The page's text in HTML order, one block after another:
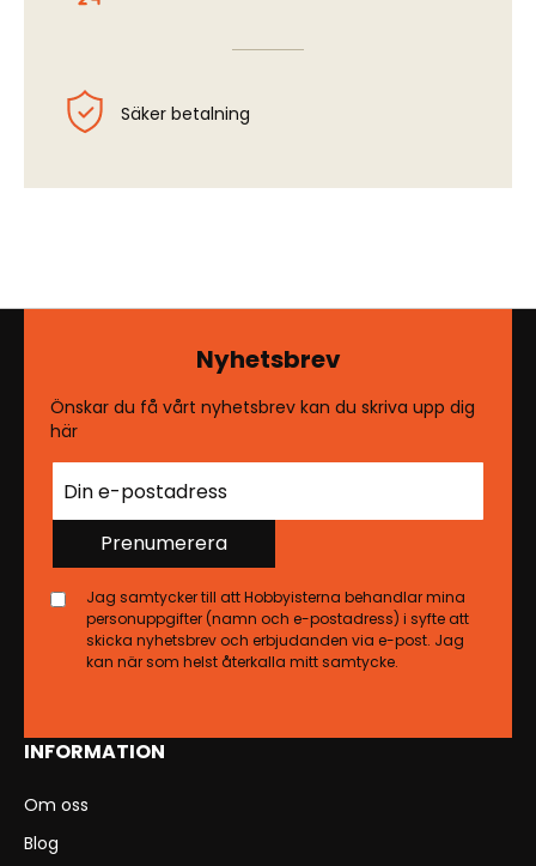
Säker betalning
INFORMATION
Om oss
Blog
Nyhetsbrev
Önskar du få vårt nyhetsbrev kan du skriva upp dig
här
Prenumerera
Jag samtycker till att Hobbyisterna behandlar mina
personuppgifter (namn och e-postadress) i syfte att
skicka nyhetsbrev och erbjudanden via e-post. Jag
kan när som helst återkalla mitt samtycke.